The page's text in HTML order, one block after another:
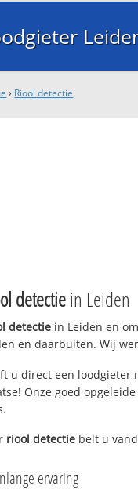
› Riool detectie
detectiein Leiden
detectie in Leiden en
en daarbuiten. Wij
u direct een loodgieter
Onze goed
riool detectie belt u
ervaring